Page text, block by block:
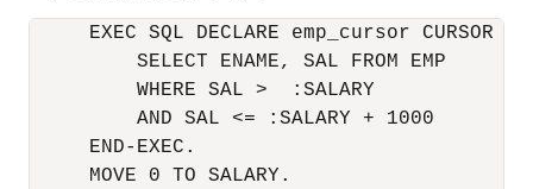
EXEC SQL DECLARE emp_cursor CURSOR
         SELECT ENAME, SAL FROM EMP
         WHERE SAL >  :SALARY
         AND SAL <= :SALARY + 1000
     END-EXEC.
     MOVE 0 TO SALARY.